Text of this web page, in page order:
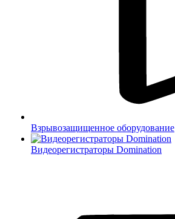
Взрывозащищенное оборудование
Видеорегистраторы Domination